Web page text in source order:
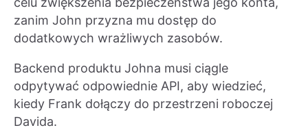
zanim John przyzna mu dostęp do
dodatkowych wrażliwych zasobów.
Backend produktu Johna musi ciągle
odpytywać odpowiednie API, aby wiedzieć,
kiedy Frank dołączy do przestrzeni roboczej
Davida.